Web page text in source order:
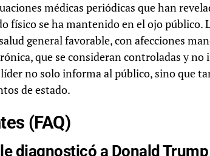
médicas periódicas que han
físico se ha mantenido en el ojo público.
general favorable, con afecciones
que se consideran controladas y no
no solo informa al público, sino que
de estado.
(FAQ)
diagnosticó a Donald